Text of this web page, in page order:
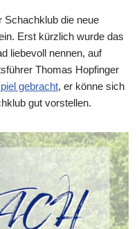
Schachklub die neue
Erst kürzlich wurde das
liebevoll nennen, auf
Thomas Hopfinger
gebracht, er könne sich
gut vorstellen.